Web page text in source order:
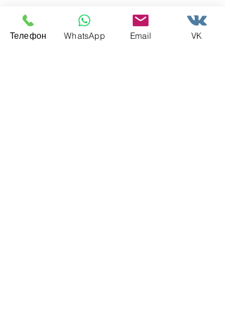
Телефон WhatsApp Email VK